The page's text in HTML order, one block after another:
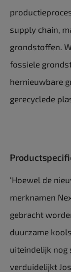
supply chain,
grondstoffen.
fossiele
hernieuwbare
gerecyclede
‘Hoewel de
merknamen
gebracht
duurzame
uiteindelijk nog
verduidelijkt